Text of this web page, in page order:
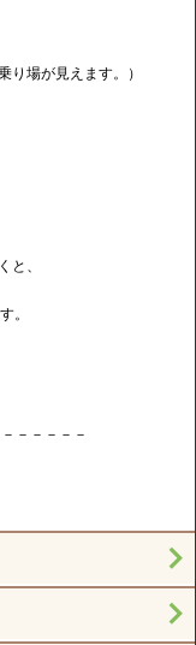
場が見えます。）
と、
。
－－－－－